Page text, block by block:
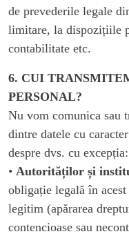
de prevederile legale
limitare, la dispozițiile
contabilitate etc.
6. CUI
PERSONAL?
Nu vom comunica sau
dintre datele cu
despre dvs. cu excepția:
• Autorităților și
obligație legală în
legitim (apărarea
contencioase sau